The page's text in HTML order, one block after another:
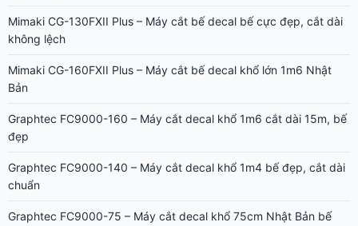
Mimaki CG-130FXII Plus – Máy cắt bế decal bế cực đẹp, cắt dài
không lệch
Mimaki CG-160FXII Plus – Máy cắt bế decal khổ lớn 1m6 Nhật
Bản
Graphtec FC9000-160 – Máy cắt decal khổ 1m6 cắt dài 15m, bế
đẹp
Graphtec FC9000-140 – Máy cắt decal khổ 1m4 bế đẹp, cắt dài
chuẩn
Graphtec FC9000-75 – Máy cắt decal khổ 75cm Nhật Bản bế